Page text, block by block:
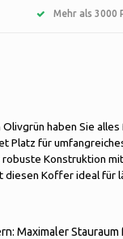
Mehr als 3000
haben Sie alles
Platz für
Konstruktion
diesen Koffer ideal
Maximaler